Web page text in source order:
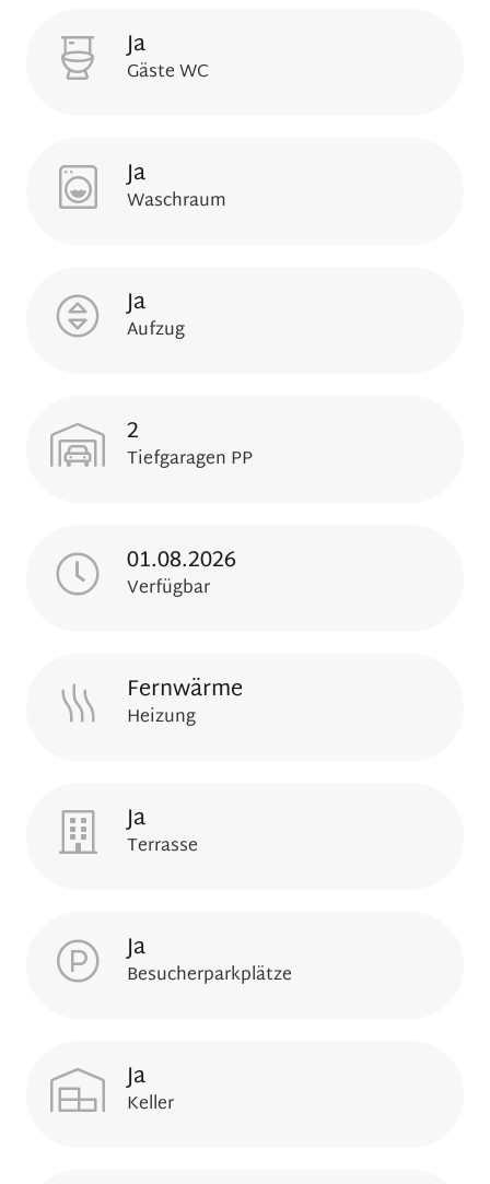
Ja
Gäste WC
Ja
Waschraum
Ja
Aufzug
2
Tiefgaragen PP
01.08.2026
Verfügbar
Fernwärme
Heizung
Ja
Terrasse
Ja
Besucherparkplätze
Ja
Keller